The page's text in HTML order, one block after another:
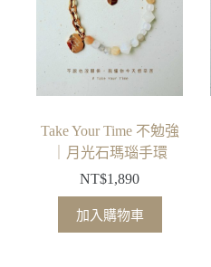
Take Your Time 不勉強
｜月光石瑪瑙手環
NT$1,890
加入購物車